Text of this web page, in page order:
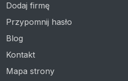
Dodaj firmę
Przypomnij hasło
Blog
Kontakt
Mapa strony